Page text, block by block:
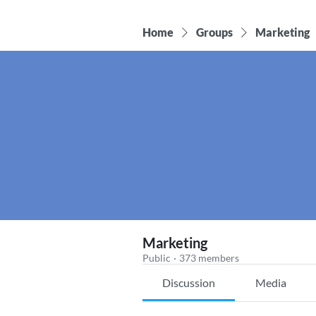
Home Groups Marketing
Marketing
Public · 373 members
Discussion Media